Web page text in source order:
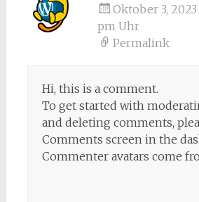
Oktober 3,
pm Uhr
Permalink
Hi, this is a comment.
To get started with
and deleting comments,
Comments screen in the
Commenter avatars come